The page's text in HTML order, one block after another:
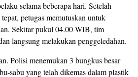
selama beberapa hari. Setelah
petugas memutuskan untuk
Sekitar pukul 04.00 WIB, tim
langsung melakukan penggeledahan.
Polisi menemukan 3 bungkus besar
sabu yang telah dikemas dalam plastik